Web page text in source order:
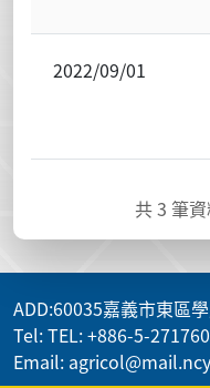
2022/09/01
共3 筆
ADD:60035嘉義市東區
Tel: TEL: +886-5-
Email: